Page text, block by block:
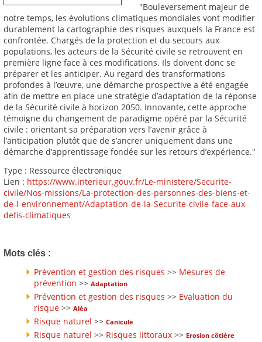
"Bouleversement majeur de
notre temps, les évolutions climatiques mondiales vont modifier
durablement la cartographie des risques auxquels la France est
confrontée. Chargés de la protection et du secours aux
populations, les acteurs de la Sécurité civile se retrouvent en
première ligne face à ces modifications. Ils doivent donc se
préparer et les anticiper. Au regard des transformations
profondes à l’œuvre, une démarche prospective a été engagée
afin de mettre en place une stratégie d’adaptation de la réponse
de la Sécurité civile à horizon 2050. Innovante, cette approche
témoigne du changement de paradigme opéré par la Sécurité
civile : orientant sa préparation vers l’avenir grâce à
l’anticipation plutôt que de s’ancrer uniquement dans une
démarche d’apprentissage fondée sur les retours d’expérience."
Type : Ressource électronique
Lien : https://www.interieur.gouv.fr/Le-ministere/Securite-
civile/Nos-missions/La-protection-des-personnes-des-biens-et-
de-l-environnement/Adaptation-de-la-Securite-civile-face-aux-
defis-climatiques
Mots clés :
Prévention et gestion des risques >> Mesures de
prévention >> Adaptation
Prévention et gestion des risques >> Evaluation du
risque >> Aléa
Risque naturel >> Canicule
Risque naturel >> Risques littoraux >> Erosion côtière